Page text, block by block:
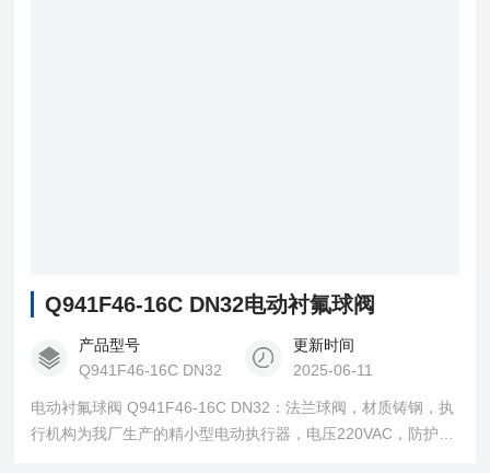
Q941F46-16C DN32电动衬氟球阀
产品型号
Q941F46-16C DN32
更新时间
2025-06-11
电动衬氟球阀 Q941F46-16C DN32：法兰球阀，材质铸钢，执
行机构为我厂生产的精小型电动执行器，电压220VAC，防护等